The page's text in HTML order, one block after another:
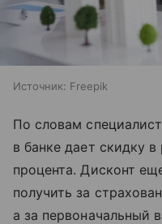
Источник: Freepik
По словам
в банке дает скидку
процента. Дисконт
получить за
а за первоначальный